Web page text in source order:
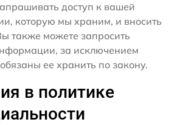
доступ к вашей
которую мы храним, и вносить
также можете запросить
за исключением
ее хранить по закону.
в политике